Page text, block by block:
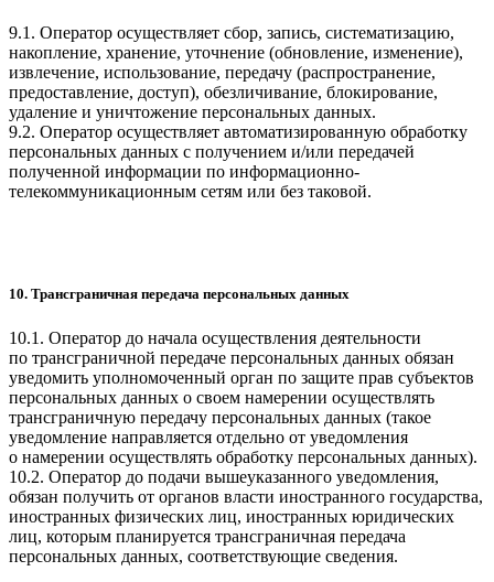
9.1. Оператор осуществляет сбор, запись, систематизацию,
накопление, хранение, уточнение (обновление, изменение),
извлечение, использование, передачу (распространение,
предоставление, доступ), обезличивание, блокирование,
удаление и уничтожение персональных данных.
9.2. Оператор осуществляет автоматизированную обработку
персональных данных с получением и/или передачей
полученной информации по информационно-
телекоммуникационным сетям или без таковой.
10. Трансграничная передача персональных данных
10.1. Оператор до начала осуществления деятельности
по трансграничной передаче персональных данных обязан
уведомить уполномоченный орган по защите прав субъектов
персональных данных о своем намерении осуществлять
трансграничную передачу персональных данных (такое
уведомление направляется отдельно от уведомления
о намерении осуществлять обработку персональных данных).
10.2. Оператор до подачи вышеуказанного уведомления,
обязан получить от органов власти иностранного государства,
иностранных физических лиц, иностранных юридических
лиц, которым планируется трансграничная передача
персональных данных, соответствующие сведения.